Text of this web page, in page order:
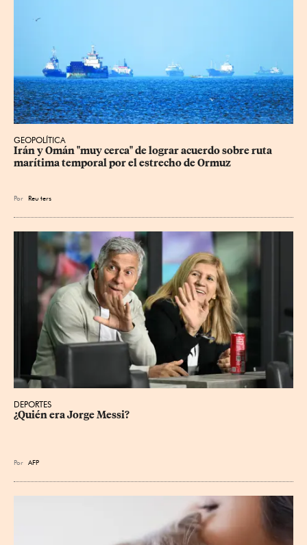
GEOPOLÍTICA
Irán y Omán "muy cerca" de lograr acuerdo sobre ruta
marítima temporal por el estrecho de Ormuz
Por Reu ters
DEPORTES
¿Quién era Jorge Messi?
Por AFP